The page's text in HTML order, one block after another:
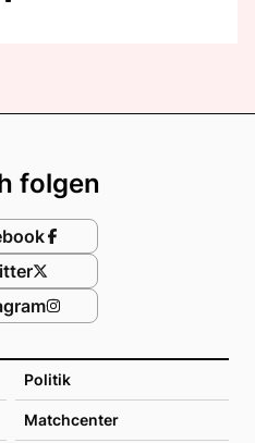
Politik
Matchcenter
folgen